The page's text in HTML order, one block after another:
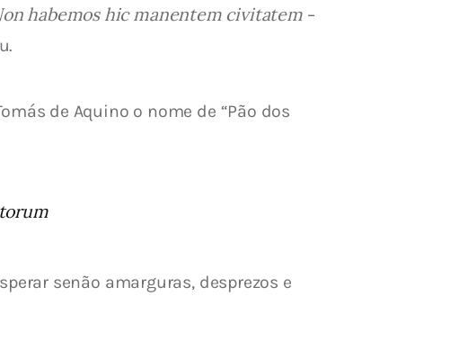
habemos hic manentem civitatem –
de Aquino o nome de “Pão dos
senão amarguras, desprezos e